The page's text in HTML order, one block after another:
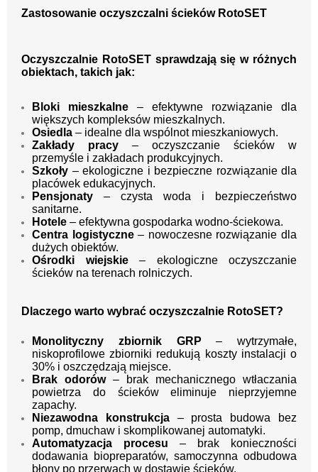
Zastosowanie oczyszczalni ścieków RotoSET
Oczyszczalnie RotoSET sprawdzają się w różnych
obiektach, takich jak:
Bloki mieszkalne – efektywne rozwiązanie dla
większych kompleksów mieszkalnych.
Osiedla – idealne dla wspólnot mieszkaniowych.
Zakłady pracy – oczyszczanie ścieków w
przemyśle i zakładach produkcyjnych.
Szkoły – ekologiczne i bezpieczne rozwiązanie dla
placówek edukacyjnych.
Pensjonaty – czysta woda i bezpieczeństwo
sanitarne.
Hotele – efektywna gospodarka wodno-ściekowa.
Centra logistyczne– nowoczesne rozwiązanie dla
dużych obiektów.
Ośrodki wiejskie– ekologiczne oczyszczanie
ścieków na terenach rolniczych.
Dlaczego warto wybrać oczyszczalnie RotoSET?
Monolityczny zbiornik GRP – wytrzymałe,
niskoprofilowe zbiorniki redukują koszty instalacji o
30% i oszczędzają miejsce.
Brak odorów– brak mechanicznego wtłaczania
powietrza do ścieków eliminuje nieprzyjemne
zapachy.
Niezawodna konstrukcja– prosta budowa bez
pomp, dmuchaw i skomplikowanej automatyki.
Automatyzacja procesu – brak konieczności
dodawania biopreparatów, samoczynna odbudowa
błony po przerwach w dostawie ścieków.